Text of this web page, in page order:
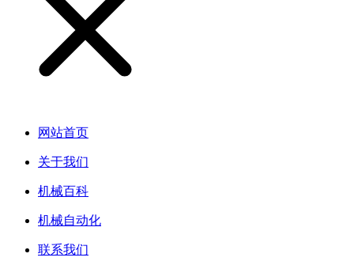
网站首页
关于我们
机械百科
机械自动化
联系我们